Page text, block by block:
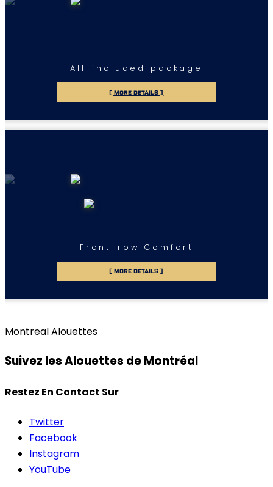
All-included package
[ MORE DETAILS ]
Front-row Comfort
[ MORE DETAILS ]
Montreal Alouettes
Suivez les Alouettes de Montréal
Restez En Contact Sur
Twitter
Facebook
Instagram
YouTube